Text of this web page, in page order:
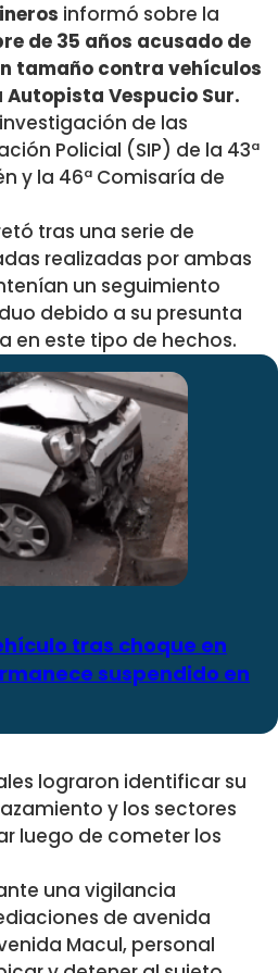
informó sobre la
de 35 años acusado de
tamaño contra vehículos
Autopista Vespucio Sur.
de las
Policial (SIP) de la 43ª
y la 46ª Comisaría de
tras una serie de
realizadas por ambas
un seguimiento
debido a su presunta
en este tipo de hechos.
tras choque en
suspendido en
lograron identificar su
y los sectores
luego de cometer los
una vigilancia
de avenida
Macul, personal